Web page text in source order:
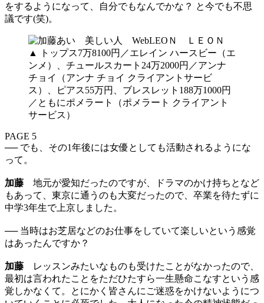
をするようになって、自分でもなんでかな？ と今でも不思
議です(笑)。
▲ トップス7万8100円／エレイン ハースビー（エ
ンメ）、チュールスカート24万2000円／アンナ
チョイ（アンナ チョイ クライアントサービ
ス）、ピアス55万円、ブレスレット188万1000円
／ともにポメラート（ポメラート クライアント
サービス）
PAGE 5
── でも、その1年後には女優としても活動されるようにな
って。
加藤 地元が愛知だったのですが、ドラマのかけ持ちとなど
もあって、東京に通うのも大変だったので、卒業を待たずに
中学3年生で上京しました。
── 当時はお芝居などのお仕事をしていて楽しいという感覚
はあったんですか？
加藤 レッスンみたいなものも受けたことがなかったので、
最初は言われたことをただひたすら一生懸命こなすという感
覚しかなくて。とにかく皆さんにご迷惑をかけないようにつ